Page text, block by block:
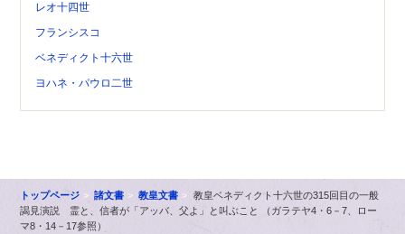
レオ十四世
フランシスコ
ベネディクト十六世
ヨハネ・パウロ二世
トップページ 諸文書 教皇文書
教皇ベネディクト十六世の315回目の一般
謁見演説 霊と、信者が「アッバ、父よ」と叫ぶこと （ガラテヤ4・6－7、ロー
マ8・14－17参照）